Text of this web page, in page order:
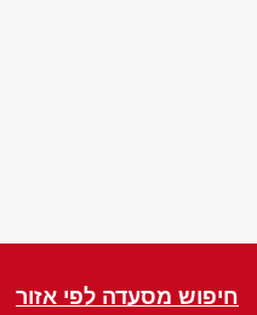
חיפוש מסעדה לפי אזור